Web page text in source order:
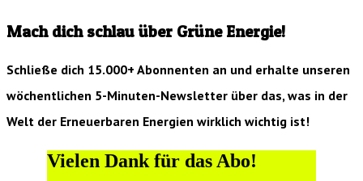
Mach dich schlau über Grüne Energie!
Schließe dich 15.000+ Abonnenten an und erhalte unseren
wöchentlichen 5-Minuten-Newsletter über das, was in der
Welt der Erneuerbaren Energien wirklich wichtig ist!
Vielen Dank für das Abo!